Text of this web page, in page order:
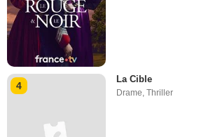
4
La Cible
Drame ,Thriller